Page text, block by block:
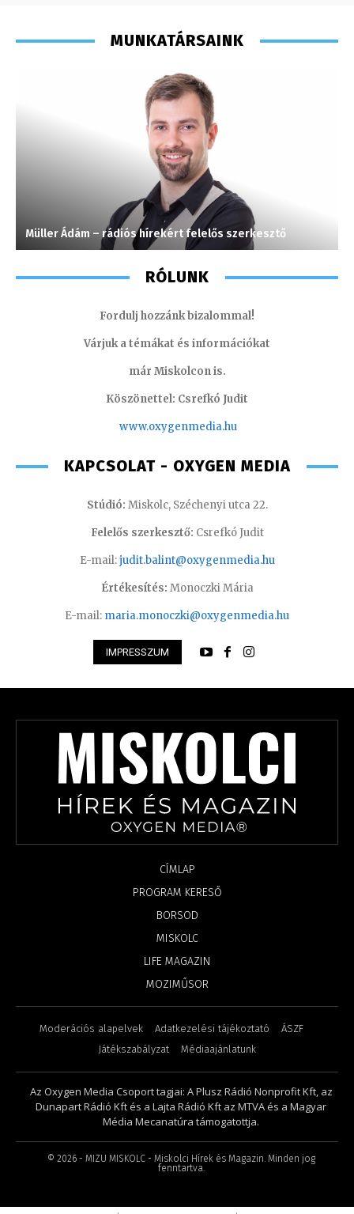
MUNKATÁRSAINK
Müller Ádám – rádiós hírekért felelős szerkesztő
RÓLUNK
Fordulj hozzánk bizalommal!
Várjuk a témákat és információkat
már Miskolcon is.
Köszönettel: Csrefkó Judit
www.oxygenmedia.hu
KAPCSOLAT - OXYGEN MEDIA
Stúdió: Miskolc, Széchenyi utca 22.
Felelős szerkesztő: Csrefkó Judit
E-mail:judit.balint@oxygenmedia.hu
Értékesítés: Monoczki Mária
E-mail: maria.monoczki@oxygenmedia.hu
IMPRESSZUM
CÍMLAP
PROGRAM KERESŐ
BORSOD
MISKOLC
LIFE MAGAZIN
MOZIMŰSOR
Moderációs alapelvek Adatkezelési tájékoztató
ÁSZF
Játékszabályzat
Médiaajánlatunk
Az Oxygen Media Csoport tagjai: A Plusz Rádió Nonprofit Kft, az
Dunapart Rádió Kft és a Lajta Rádió Kft az MTVA és a Magyar
Média Mecanatúra támogatottja.
© 2026- MIZU MISKOLC - Miskolci Hírek és Magazin. Minden jog
fenntartva.